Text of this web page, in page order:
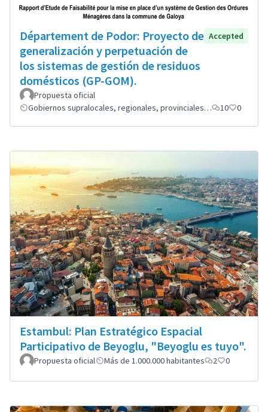
Département de Podor: Proyecto de
generalización y perpetuación de
los sistemas de gestión de residuos
domésticos (GP-GOM).
Accepted
Propuesta oficial
Gobiernos supralocales, regionales, provinciales…
10 0
Estambul: Plan Estratégico Espacial
Participativo de Beyoglu, "Beyoglu es tuyo".
Propuesta oficial Más de 1.000.000 habitantes 2 0